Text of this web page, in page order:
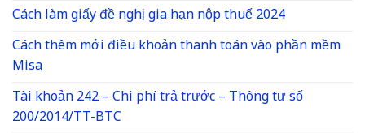
Cách làm giấy đề nghị gia hạn nộp thuế 2024
Cách thêm mới điều khoản thanh toán vào phần mềm
Misa
Tài khoản 242 – Chi phí trả trước – Thông tư số
200/2014/TT-BTC